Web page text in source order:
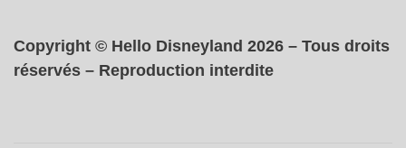
Copyright © Hello Disneyland 2026 – Tous droits
réservés – Reproduction interdite